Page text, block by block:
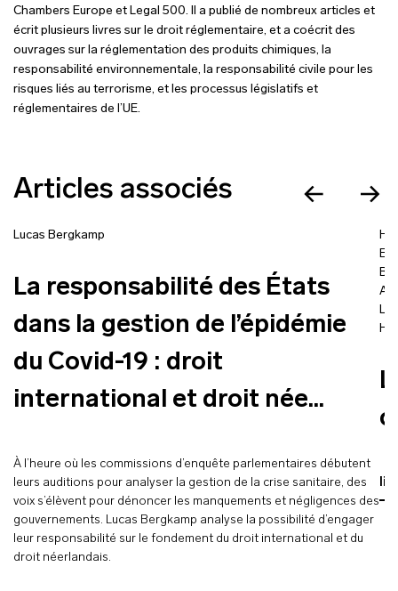
Chambers Europe et Legal 500. Il a publié de nombreux articles et
écrit plusieurs livres sur le droit réglementaire, et a coécrit des
ouvrages sur la réglementation des produits chimiques, la
responsabilité environnementale, la responsabilité civile pour les
risques liés au terrorisme, et les processus législatifs et
réglementaires de l’UE.
Articles associés
Lucas Bergkamp
La responsabilité des États
dans la gestion de l’épidémie
du Covid-19 : droit
international et droit née...
À l’heure où les commissions d’enquête parlementaires débutent
leurs auditions pour analyser la gestion de la crise sanitaire, des
voix s’élèvent pour dénoncer les manquements et négligences des
gouvernements. Lucas Bergkamp analyse la possibilité d’engager
leur responsabilité sur le fondement du droit international et du
droit néerlandais.